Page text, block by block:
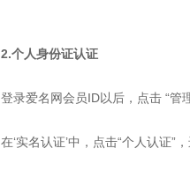
2.个人身份证认证
登录爱名网会员ID以后，点击 “管
在‘实名认证’中，点击“个人认证”